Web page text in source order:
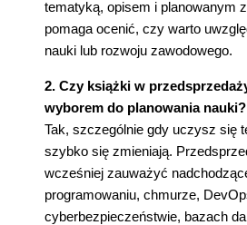
tematyką, opisem i planowanym
pomaga ocenić, czy warto
nauki lub rozwoju zawodowego.
2. Czy książki w
wyborem do planowania nauki?
Tak, szczególnie gdy uczysz się
szybko się zmieniają.
wcześniej zauważyć
programowaniu, chmurze,
cyberbezpieczeństwie, bazach